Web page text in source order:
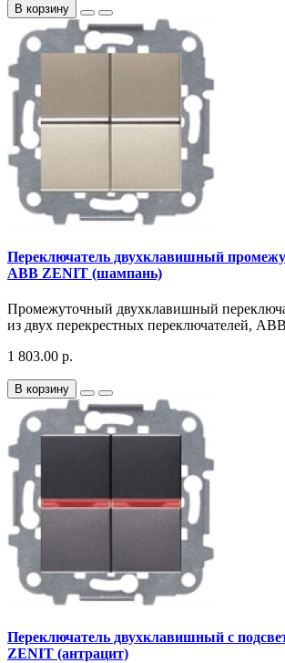
В корзину
Переключатель двухклавишный
ABB ZENIT (шампань)
Промежуточный двухклавишный
из двух перекрестных переключателей,
1 803.00 р.
В корзину
Переключатель двухклавишный с
ZENIT (антрацит)